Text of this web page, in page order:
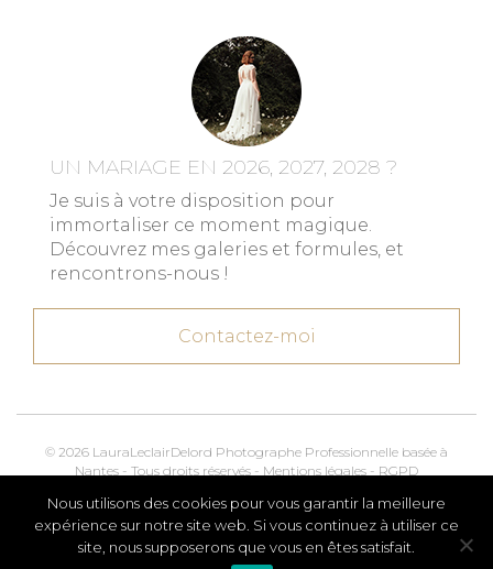
UN MARIAGE EN 2026, 2027, 2028 ?
Je suis à votre disposition pour
immortaliser ce moment magique.
Découvrez mes galeries et formules, et
rencontrons-nous !
Contactez-moi
© 2026 LauraLeclairDelord Photographe Professionnelle basée à
Nantes - Tous droits réservés - Mentions légales - RGPD
Kroox.ioMarketing, Creative & Digital
Nous utilisons des cookies pour vous garantir la meilleure
expérience sur notre site web. Si vous continuez à utiliser ce
site, nous supposerons que vous en êtes satisfait.